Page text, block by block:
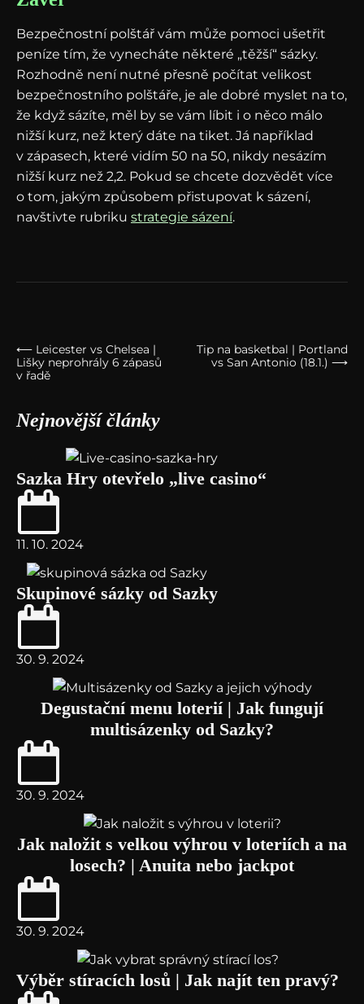
Bezpečnostní polštář vám může pomoci ušetřit
peníze tím, že vynecháte některé „těžší“ sázky.
Rozhodně není nutné přesně počítat velikost
bezpečnostního polštáře, je ale dobré myslet na to,
že když sázíte, měl by se vám líbit i o něco málo
nižší kurz, než který dáte na tiket. Já například
v zápasech, které vidím 50 na 50, nikdy nesázím
nižší kurz než 2,2. Pokud se chcete dozvědět více
o tom, jakým způsobem přistupovat k sázení,
navštivte rubriku strategie sázení.
⟵ Leicester vs Chelsea |
Lišky neprohrály 6 zápasů
v řadě
Tip na basketbal | Portland
vs San Antonio (18.1.) ⟶
Nejnovější články
Sazka Hry otevřelo „live casino“
11. 10. 2024
Skupinové sázky od Sazky
30. 9. 2024
Degustační menu loterií | Jak fungují
multisázenky od Sazky?
30. 9. 2024
Jak naložit s velkou výhrou v loteriích a na
losech? | Anuita nebo jackpot
30. 9. 2024
Výběr stíracích losů | Jak najít ten pravý?